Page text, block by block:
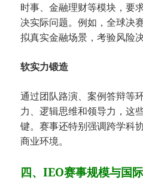
时事、金融理财等模块，要
决实际问题。例如，全球决
拟真实金融场景，考验风险决
软实力锻造
通过团队路演、案例答辩等
力、逻辑思维和领导力，这
键。赛事还特别强调跨学科
商业环境。
四、IEO赛事规模与国